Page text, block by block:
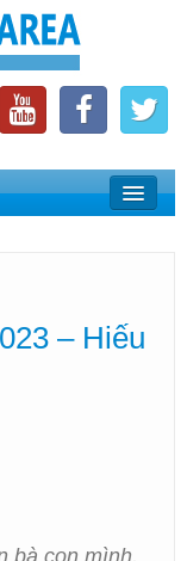
– Hiếu
bà con mình,